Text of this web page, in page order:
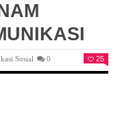
Sosial 0 25